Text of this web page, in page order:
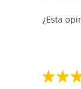
¿Esta